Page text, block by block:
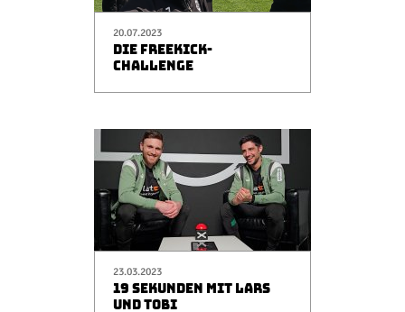
20.07.2023
DIE FREEKICK-
CHALLENGE
23.03.2023
19 SEKUNDEN MIT LARS
UND TOBI